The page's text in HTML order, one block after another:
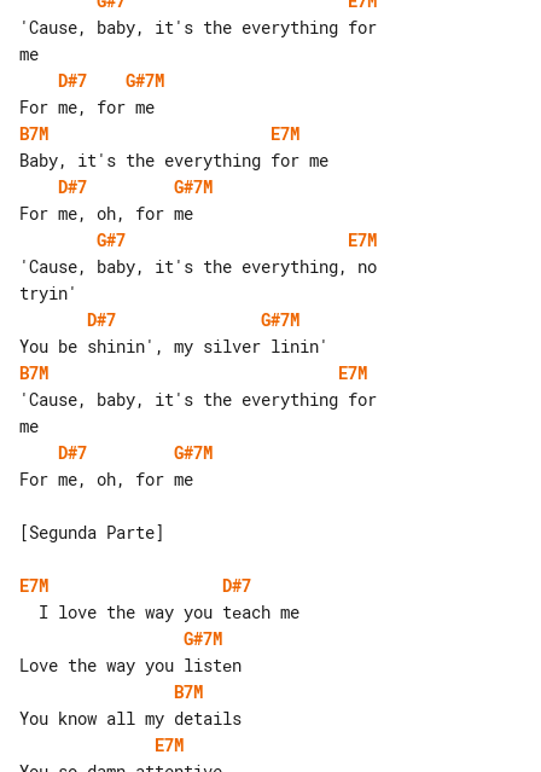
'Cause, baby, it's the everything for
D#7
G#7M
B7M
E7M
D#7
G#7M
G#7
E7M
'Cause, baby, it's the everything, no
D#7
G#7M
B7M
E7M
'Cause, baby, it's the everything for
D#7
G#7M
For me, oh, for me
[Segunda Parte]
E7M
D#7
G#7M
B7M
E7M